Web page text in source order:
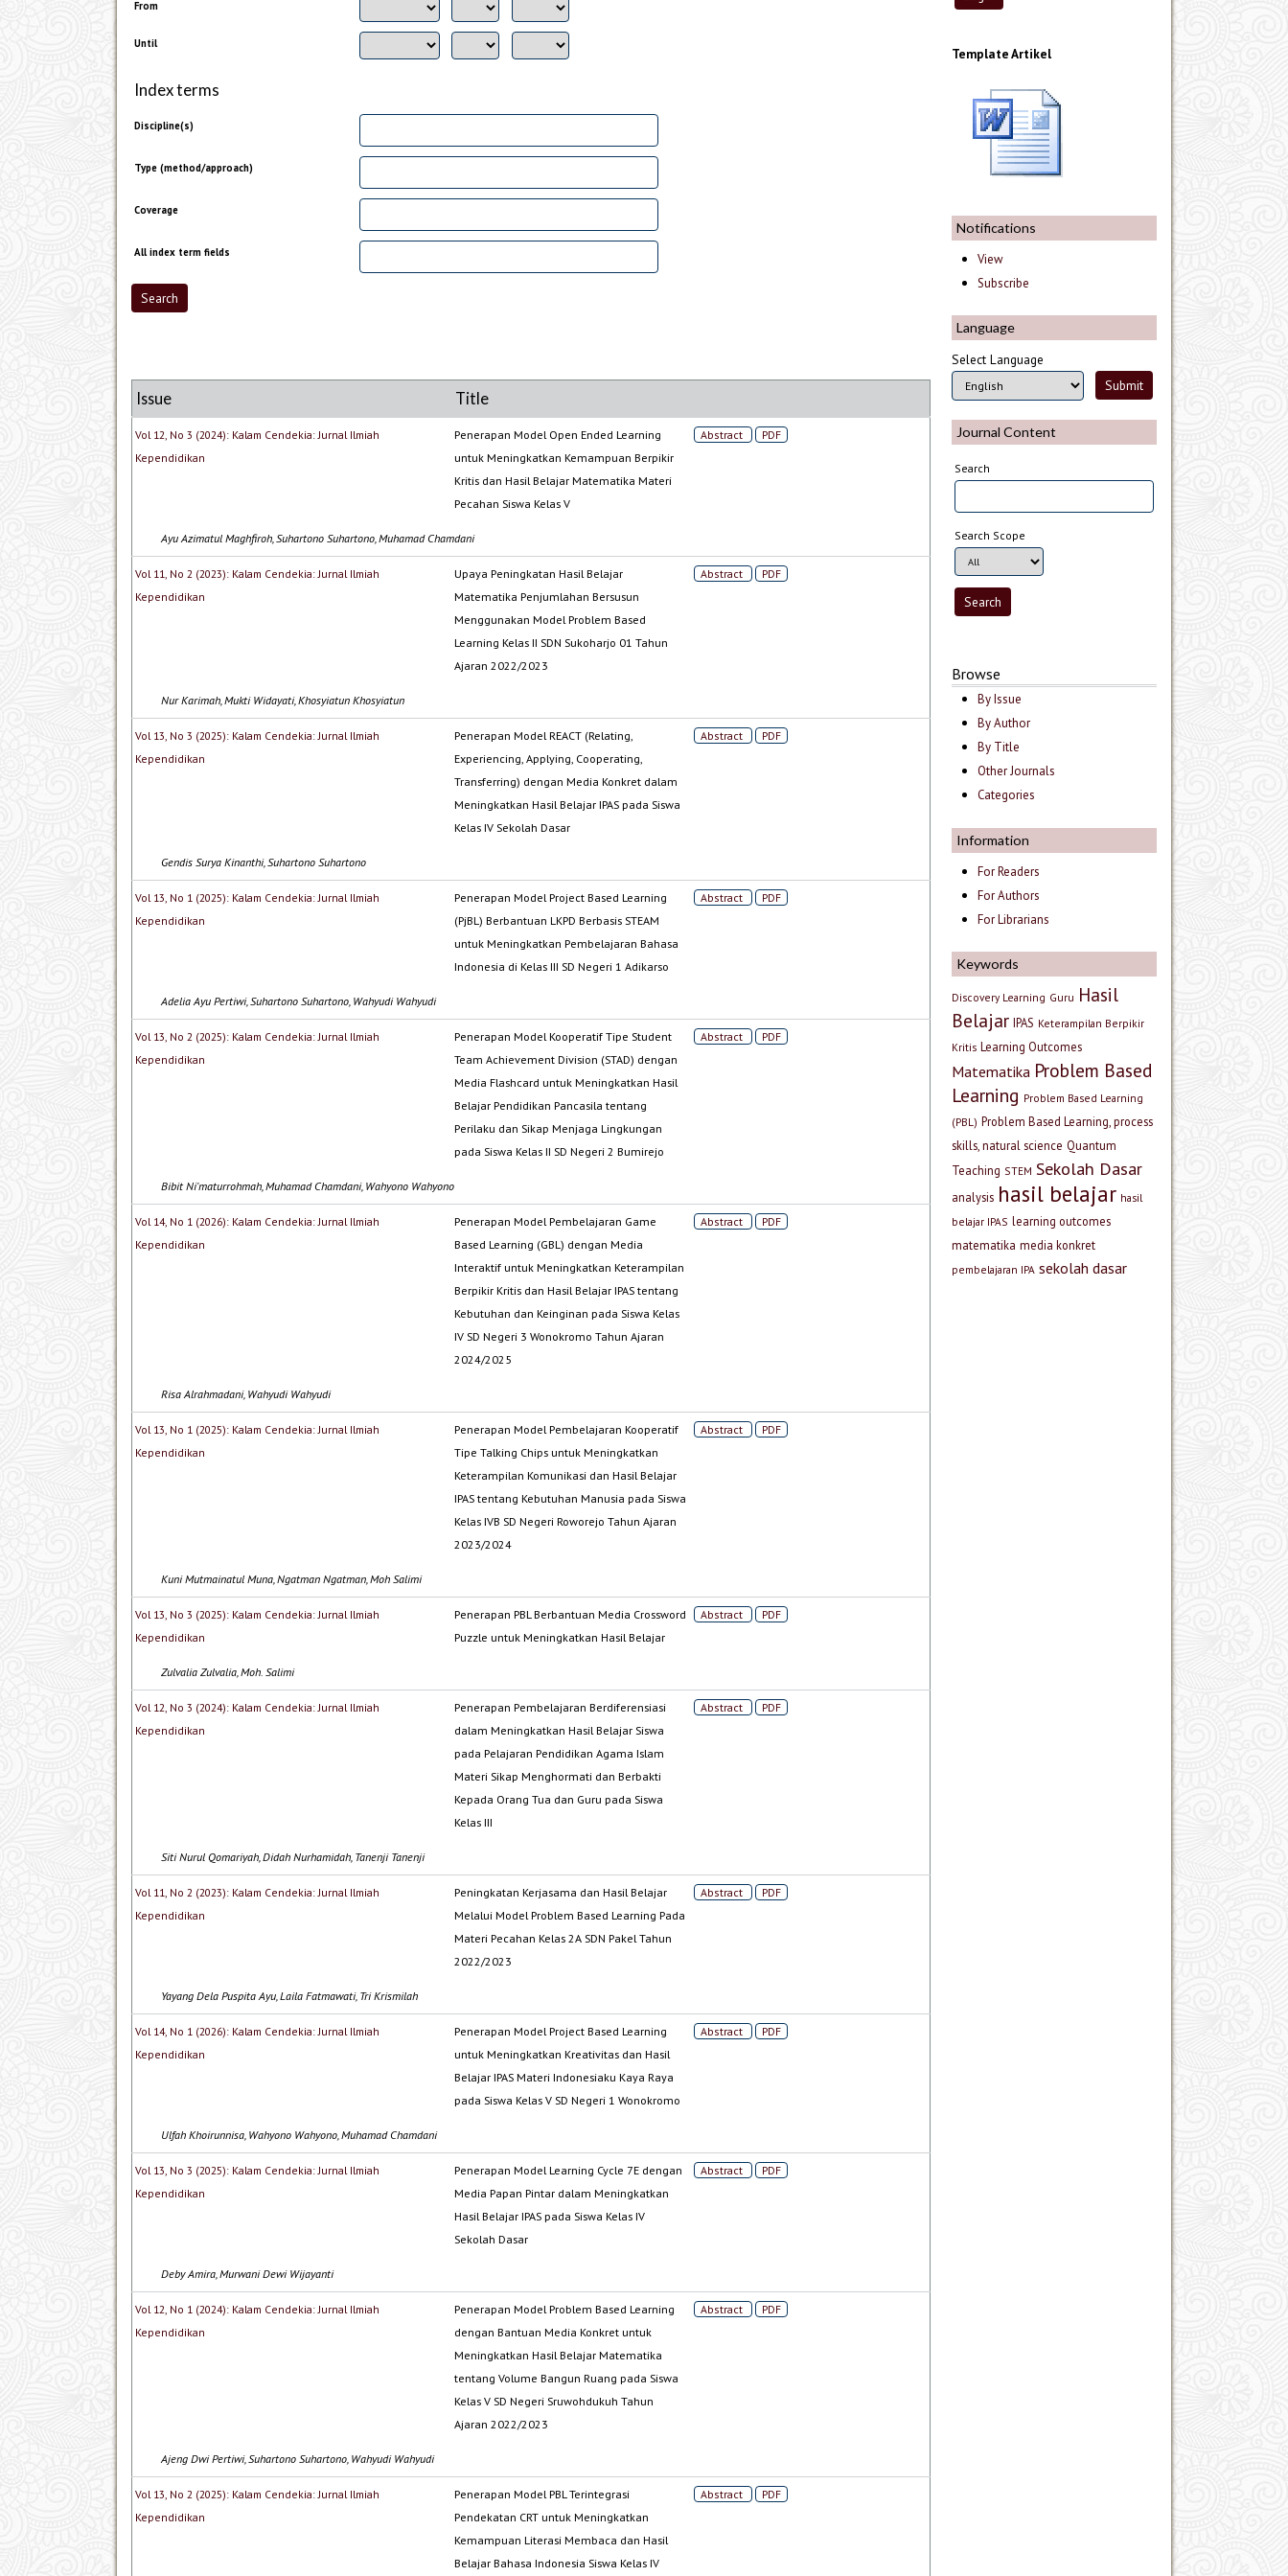
Template Artikel
Notifications
View
Subscribe
Language
Select Language
Journal Content
Search
Search Scope
Browse
By Issue
By Author
By Title
Other Journals
Categories
Information
For Readers
For Authors
For Librarians
Keywords
Discovery Learning Guru Hasil
Belajar IPAS Keterampilan Berpikir
Kritis Learning Outcomes
Matematika Problem Based
Learning Problem Based Learning
(PBL) Problem Based Learning, process
skills, natural science Quantum
Teaching STEM Sekolah Dasar
analysis hasil belajar hasil
belajar IPAS learning outcomes
matematika media konkret
pembelajaran IPA sekolah dasar
From
Until
Index terms
Discipline(s)
Type (method/approach)
Coverage
All index term fields
Issue Title
Vol 12, No 3 (2024): Kalam Cendekia: Jurnal Ilmiah
Kependidikan
Penerapan Model Open Ended Learning
untuk Meningkatkan Kemampuan Berpikir
Kritis dan Hasil Belajar Matematika Materi
Pecahan Siswa Kelas V
Abstract PDF
Ayu Azimatul Maghfiroh, Suhartono Suhartono, Muhamad Chamdani
Vol 11, No 2 (2023): Kalam Cendekia: Jurnal Ilmiah
Kependidikan
Upaya Peningkatan Hasil Belajar
Matematika Penjumlahan Bersusun
Menggunakan Model Problem Based
Learning Kelas II SDN Sukoharjo 01 Tahun
Ajaran 2022/2023
Abstract PDF
Nur Karimah, Mukti Widayati, Khosyiatun Khosyiatun
Vol 13, No 3 (2025): Kalam Cendekia: Jurnal Ilmiah
Kependidikan
Penerapan Model REACT (Relating,
Experiencing, Applying, Cooperating,
Transferring) dengan Media Konkret dalam
Meningkatkan Hasil Belajar IPAS pada Siswa
Kelas IV Sekolah Dasar
Abstract PDF
Gendis Surya Kinanthi, Suhartono Suhartono
Vol 13, No 1 (2025): Kalam Cendekia: Jurnal Ilmiah
Kependidikan
Penerapan Model Project Based Learning
(PjBL) Berbantuan LKPD Berbasis STEAM
untuk Meningkatkan Pembelajaran Bahasa
Indonesia di Kelas III SD Negeri 1 Adikarso
Abstract PDF
Adelia Ayu Pertiwi, Suhartono Suhartono, Wahyudi Wahyudi
Vol 13, No 2 (2025): Kalam Cendekia: Jurnal Ilmiah
Kependidikan
Penerapan Model Kooperatif Tipe Student
Team Achievement Division (STAD) dengan
Media Flashcard untuk Meningkatkan Hasil
Belajar Pendidikan Pancasila tentang
Perilaku dan Sikap Menjaga Lingkungan
pada Siswa Kelas II SD Negeri 2 Bumirejo
Abstract PDF
Bibit Ni'maturrohmah, Muhamad Chamdani, Wahyono Wahyono
Vol 14, No 1 (2026): Kalam Cendekia: Jurnal Ilmiah
Kependidikan
Penerapan Model Pembelajaran Game
Based Learning (GBL) dengan Media
Interaktif untuk Meningkatkan Keterampilan
Berpikir Kritis dan Hasil Belajar IPAS tentang
Kebutuhan dan Keinginan pada Siswa Kelas
IV SD Negeri 3 Wonokromo Tahun Ajaran
2024/2025
Abstract PDF
Risa Alrahmadani, Wahyudi Wahyudi
Vol 13, No 1 (2025): Kalam Cendekia: Jurnal Ilmiah
Kependidikan
Penerapan Model Pembelajaran Kooperatif
Tipe Talking Chips untuk Meningkatkan
Keterampilan Komunikasi dan Hasil Belajar
IPAS tentang Kebutuhan Manusia pada Siswa
Kelas IVB SD Negeri Roworejo Tahun Ajaran
2023/2024
Abstract PDF
Kuni Mutmainatul Muna, Ngatman Ngatman, Moh Salimi
Vol 13, No 3 (2025): Kalam Cendekia: Jurnal Ilmiah
Kependidikan
Penerapan PBL Berbantuan Media Crossword
Puzzle untuk Meningkatkan Hasil Belajar
Abstract PDF
Zulvalia Zulvalia, Moh. Salimi
Vol 12, No 3 (2024): Kalam Cendekia: Jurnal Ilmiah
Kependidikan
Penerapan Pembelajaran Berdiferensiasi
dalam Meningkatkan Hasil Belajar Siswa
pada Pelajaran Pendidikan Agama Islam
Materi Sikap Menghormati dan Berbakti
Kepada Orang Tua dan Guru pada Siswa
Kelas III
Abstract PDF
Siti Nurul Qomariyah, Didah Nurhamidah, Tanenji Tanenji
Vol 11, No 2 (2023): Kalam Cendekia: Jurnal Ilmiah
Kependidikan
Peningkatan Kerjasama dan Hasil Belajar
Melalui Model Problem Based Learning Pada
Materi Pecahan Kelas 2A SDN Pakel Tahun
2022/2023
Abstract PDF
Yayang Dela Puspita Ayu, Laila Fatmawati, Tri Krismilah
Vol 14, No 1 (2026): Kalam Cendekia: Jurnal Ilmiah
Kependidikan
Penerapan Model Project Based Learning
untuk Meningkatkan Kreativitas dan Hasil
Belajar IPAS Materi Indonesiaku Kaya Raya
pada Siswa Kelas V SD Negeri 1 Wonokromo
Abstract PDF
Ulfah Khoirunnisa, Wahyono Wahyono, Muhamad Chamdani
Vol 13, No 3 (2025): Kalam Cendekia: Jurnal Ilmiah
Kependidikan
Penerapan Model Learning Cycle 7E dengan
Media Papan Pintar dalam Meningkatkan
Hasil Belajar IPAS pada Siswa Kelas IV
Sekolah Dasar
Abstract PDF
Deby Amira, Murwani Dewi Wijayanti
Vol 12, No 1 (2024): Kalam Cendekia: Jurnal Ilmiah
Kependidikan
Penerapan Model Problem Based Learning
dengan Bantuan Media Konkret untuk
Meningkatkan Hasil Belajar Matematika
tentang Volume Bangun Ruang pada Siswa
Kelas V SD Negeri Sruwohdukuh Tahun
Ajaran 2022/2023
Abstract PDF
Ajeng Dwi Pertiwi, Suhartono Suhartono, Wahyudi Wahyudi
Vol 13, No 2 (2025): Kalam Cendekia: Jurnal Ilmiah
Kependidikan
Penerapan Model PBL Terintegrasi
Pendekatan CRT untuk Meningkatkan
Kemampuan Literasi Membaca dan Hasil
Belajar Bahasa Indonesia Siswa Kelas IV
Abstract PDF